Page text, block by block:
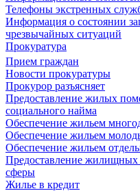
Телефоны экстренных
Информация о состоянии
чрезвычайных ситуаций
Прокуратура
Прием граждан
Новости прокуратуры
Прокурор разъясняет
Предоставление жилых
социального найма
Обеспечение жильем
Обеспечение жильем
Обеспечение жильем
Предоставление жилищных
сферы
Жилье в кредит